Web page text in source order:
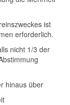
ist
erforderlich.
nicht 1/3 der
hinaus über